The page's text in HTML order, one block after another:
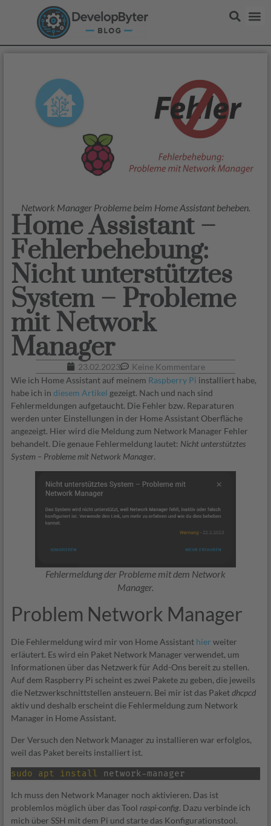
Network Manager Probleme beim Home Assistant beheben.
Home Assistant –
Fehlerbehebung:
Nicht unterstütztes
System – Probleme
mit Network
Manager
23.02.2023
Keine Kommentare
Wie ich Home Assistant auf meinem Raspberry Pi installiert habe,
habe ich in diesem Artikel gezeigt. Nach und nach sind
Fehlermeldungen aufgetaucht. Die Fehler bzw. Reparaturen
werden unter Einstellungen in der Home Assistant Oberfläche
angezeigt. Hier wird die Meldung zum Network Manager Fehler
behandelt. Die genaue Fehlermeldung lautet: Nicht unterstütztes
System – Probleme mit Network Manager.
Fehlermeldung der Probleme mit dem Network
Manager.
Problem Network Manager
Die Fehlermeldung wird mir von Home Assistant hier weiter
erläutert. Es wird ein Paket Network Manager verwendet, um
Informationen über das Netzwerk für Add-Ons bereit zu stellen.
Auf dem Raspberry Pi scheint es zwei Pakete zu geben, die jeweils
die Netzwerkschnittstellen ansteuern. Bei mir ist das Paketdhcpcd
aktiv und deshalb erscheint die Fehlermeldung zum Network
Manager in Home Assistant.
Der Versuch den Network Manager zu installieren war erfolglos,
weil das Paket bereits installiert ist.
sudo apt install network-manager
Ich muss den Network Manager noch aktivieren. Das ist
problemlos möglich über das Tool raspi-config. Dazu verbinde ich
mich über SSH mit dem Pi und starte das Konfigurationstool.